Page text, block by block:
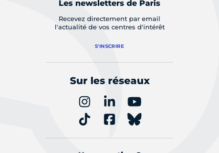
Les newsletters de Paris
Recevez directement par email
l'actualité de vos centres d'intérêt
S'INSCRIRE
Sur les réseaux